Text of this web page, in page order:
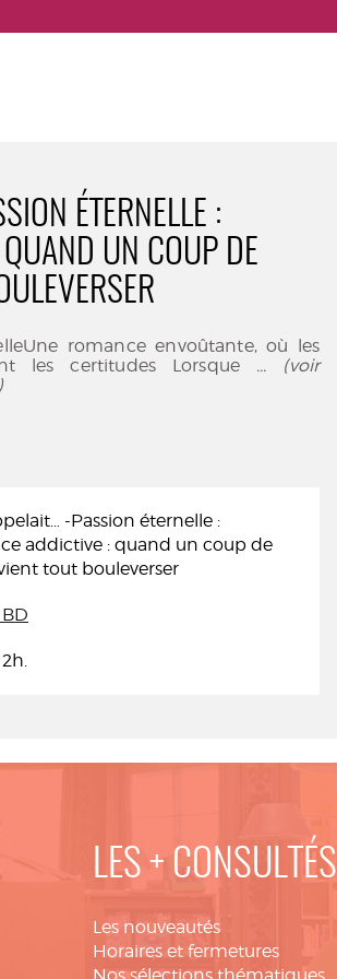
ÉTERNELLE :
UN COUP DE
romance envoûtante, où les
les certitudes Lorsque ... (voir
-Passion éternelle :
addictive : quand un coup de
tout bouleverser
BD
LES + CONSULTÉS
Les nouveautés
Horaires et fermetures